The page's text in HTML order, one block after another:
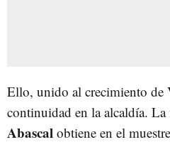
Ello, unido al crecimiento de
continuidad en la alcaldía.
Abascal obtiene en el